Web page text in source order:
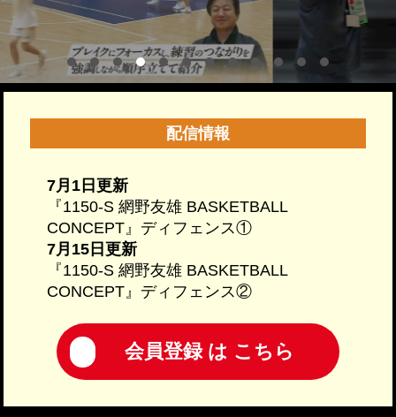
配信情報
7月1日更新
『1150-S 網野友雄 BASKETBALL
CONCEPT』ディフェンス①
7月15日更新
『1150-S 網野友雄 BASKETBALL
CONCEPT』ディフェンス②
会員登録 は こちら